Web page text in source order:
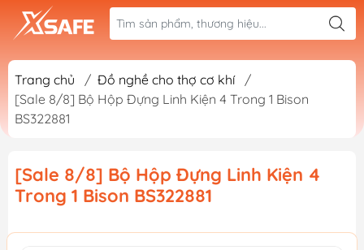
Trang chủ / Đồ nghề cho thợ cơ khí
/
[Sale 8/8] Bộ Hộp Đựng Linh Kiện 4 Trong 1 Bison
BS322881
[Sale 8/8] Bộ Hộp Đựng Linh Kiện 4
Trong 1 Bison BS322881